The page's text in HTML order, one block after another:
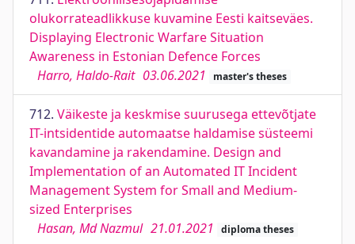
olukorrateadlikkuse kuvamine Eesti kaitseväes.
Displaying Electronic Warfare Situation
Awareness in Estonian Defence Forces
Harro, Haldo-Rait 03.06.2021 master's theses
712. Väikeste ja keskmise suurusega ettevõtjate
IT-intsidentide automaatse haldamise süsteemi
kavandamine ja rakendamine. Design and
Implementation of an Automated IT Incident
Management System for Small and Medium-
sized Enterprises
Hasan, Md Nazmul 21.01.2021 diploma theses